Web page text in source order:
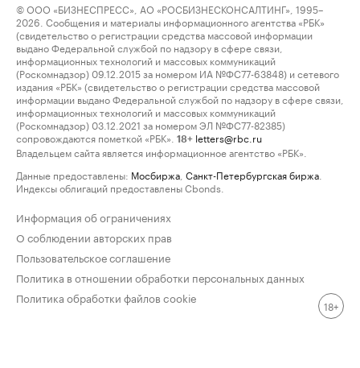
© ООО «БИЗНЕСПРЕСС», АО «РОСБИЗНЕСКОНСАЛТИНГ», 1995–
2026. Сообщения и материалы информационного агентства «РБК»
(свидетельство о регистрации средства массовой информации
выдано Федеральной службой по надзору в сфере связи,
информационных технологий и массовых коммуникаций
(Роскомнадзор) 09.12.2015 за номером ИА №ФС77-63848) и сетевого
издания «РБК» (свидетельство о регистрации средства массовой
информации выдано Федеральной службой по надзору в сфере связи,
информационных технологий и массовых коммуникаций
(Роскомнадзор) 03.12.2021 за номером ЭЛ №ФС77-82385)
сопровождаются пометкой «РБК».
18+ letters@rbc.ru
Владельцем сайта является информационное агентство «РБК».
Данные предоставлены: Мосбиржа Санкт-Петербургская биржа
Индексы облигаций предоставлены Cbonds.
Информация об ограничениях
О соблюдении авторских прав
Пользовательское соглашение
Политика в отношении обработки персональных данных
Политика обработки файлов cookie
18+